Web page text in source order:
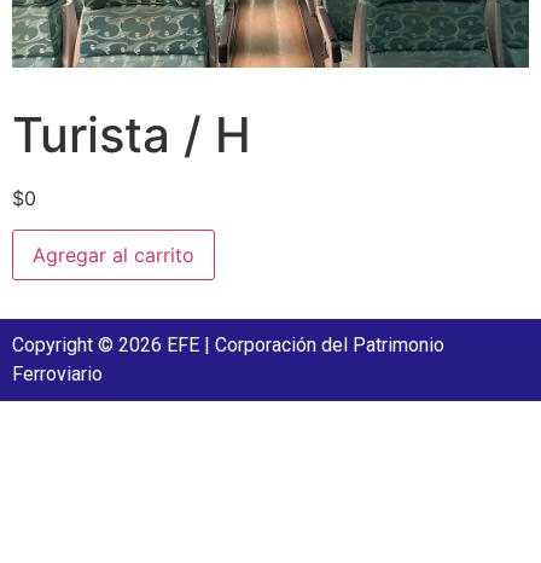
Turista / H
$0
Agregar al carrito
Copyright © 2026 EFE | Corporación del Patrimonio
Ferroviario